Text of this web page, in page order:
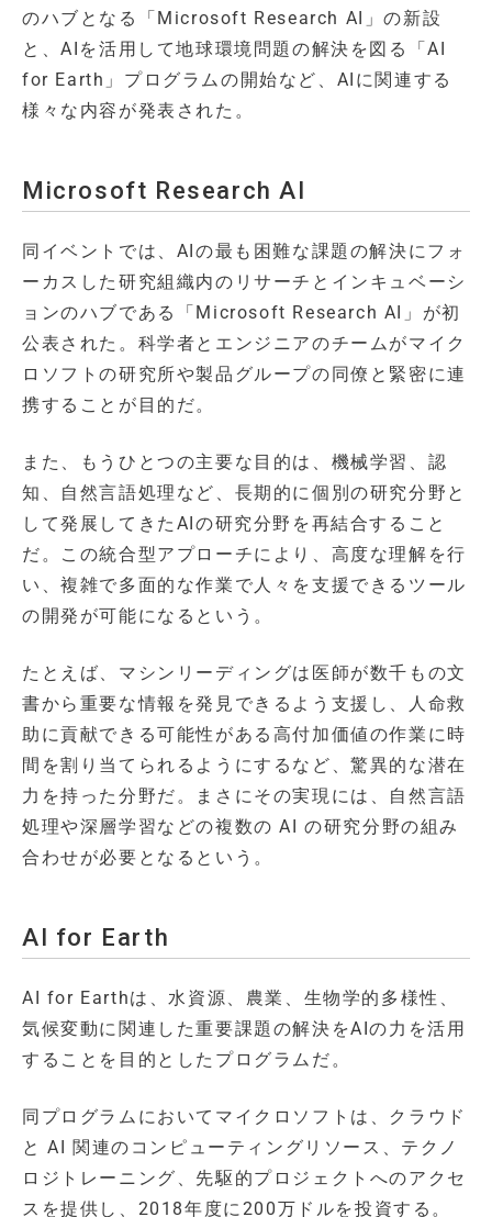
のハブとなる「Microsoft Research AI」の新設
と、AIを活用して地球環境問題の解決を図る「AI
for Earth」プログラムの開始など、AIに関連する
様々な内容が発表された。
Microsoft Research AI
同イベントでは、AIの最も困難な課題の解決にフォ
ーカスした研究組織内のリサーチとインキュベーシ
ョンのハブである「Microsoft Research AI」が初
公表された。科学者とエンジニアのチームがマイク
ロソフトの研究所や製品グループの同僚と緊密に連
携することが目的だ。
また、もうひとつの主要な目的は、機械学習、認
知、自然言語処理など、長期的に個別の研究分野と
して発展してきたAIの研究分野を再結合すること
だ。この統合型アプローチにより、高度な理解を行
い、複雑で多面的な作業で人々を支援できるツール
の開発が可能になるという。
たとえば、マシンリーディングは医師が数千もの文
書から重要な情報を発見できるよう支援し、人命救
助に貢献できる可能性がある高付加価値の作業に時
間を割り当てられるようにするなど、驚異的な潜在
力を持った分野だ。まさにその実現には、自然言語
処理や深層学習などの複数の AI の研究分野の組み
合わせが必要となるという。
AI for Earth
AI for Earthは、水資源、農業、生物学的多様性、
気候変動に関連した重要課題の解決をAIの力を活用
することを目的としたプログラムだ。
同プログラムにおいてマイクロソフトは、クラウド
と AI 関連のコンピューティングリソース、テクノ
ロジトレーニング、先駆的プロジェクトへのアクセ
スを提供し、2018年度に200万ドルを投資する。